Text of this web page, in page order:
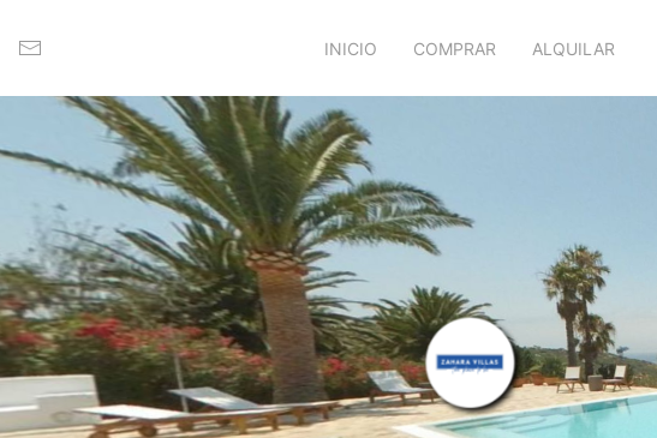
INICIO COMPRAR ALQUILAR